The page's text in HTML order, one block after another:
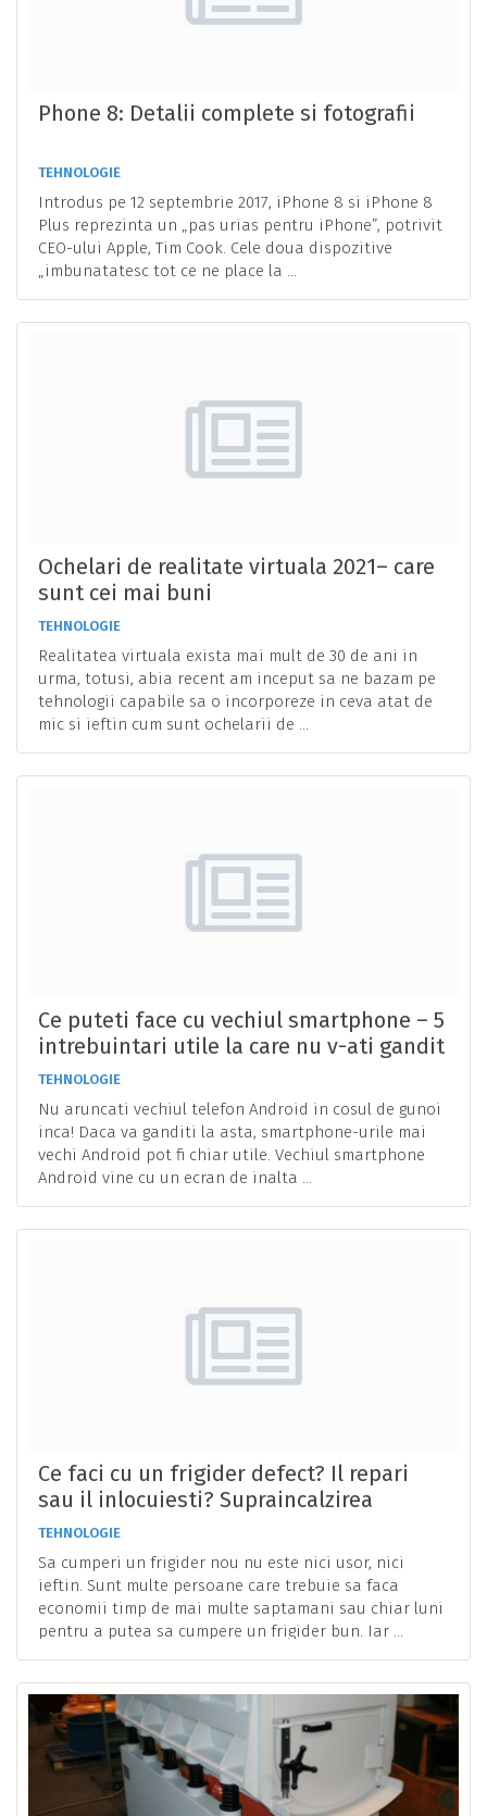
Phone 8: Detalii complete si fotografii
TEHNOLOGIE
Introdus pe 12 septembrie 2017, iPhone 8 si iPhone 8
Plus reprezinta un „pas urias pentru iPhone”, potrivit
CEO-ului Apple, Tim Cook. Cele doua dispozitive
„imbunatatesc tot ce ne place la ...
Ochelari de realitate virtuala 2021– care
sunt cei mai buni
TEHNOLOGIE
Realitatea virtuala exista mai mult de 30 de ani in
urma, totusi, abia recent am inceput sa ne bazam pe
tehnologii capabile sa o incorporeze in ceva atat de
mic si ieftin cum sunt ochelarii de ...
Ce puteti face cu vechiul smartphone – 5
intrebuintari utile la care nu v-ati gandit
TEHNOLOGIE
Nu aruncati vechiul telefon Android in cosul de gunoi
inca! Daca va ganditi la asta, smartphone-urile mai
vechi Android pot fi chiar utile. Vechiul smartphone
Android vine cu un ecran de inalta ...
Ce faci cu un frigider defect? Il repari
sau il inlocuiesti? Supraincalzirea
TEHNOLOGIE
Sa cumperi un frigider nou nu este nici usor, nici
ieftin. Sunt multe persoane care trebuie sa faca
economii timp de mai multe saptamani sau chiar luni
pentru a putea sa cumpere un frigider bun. Iar ...